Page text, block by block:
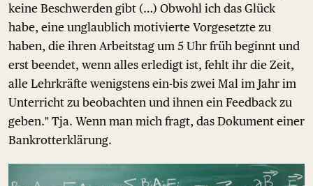
keine Beschwerden gibt (…) Obwohl ich das Glück
habe, eine unglaublich motivierte Vorgesetzte zu
haben, die ihren Arbeitstag um 5 Uhr früh beginnt und
erst beendet, wenn alles erledigt ist, fehlt ihr die Zeit,
alle Lehrkräfte wenigstens ein-bis zwei Mal im Jahr im
Unterricht zu beobachten und ihnen ein Feedback zu
geben." Tja. Wenn man mich fragt, das Dokument einer
Bankrotterklärung.